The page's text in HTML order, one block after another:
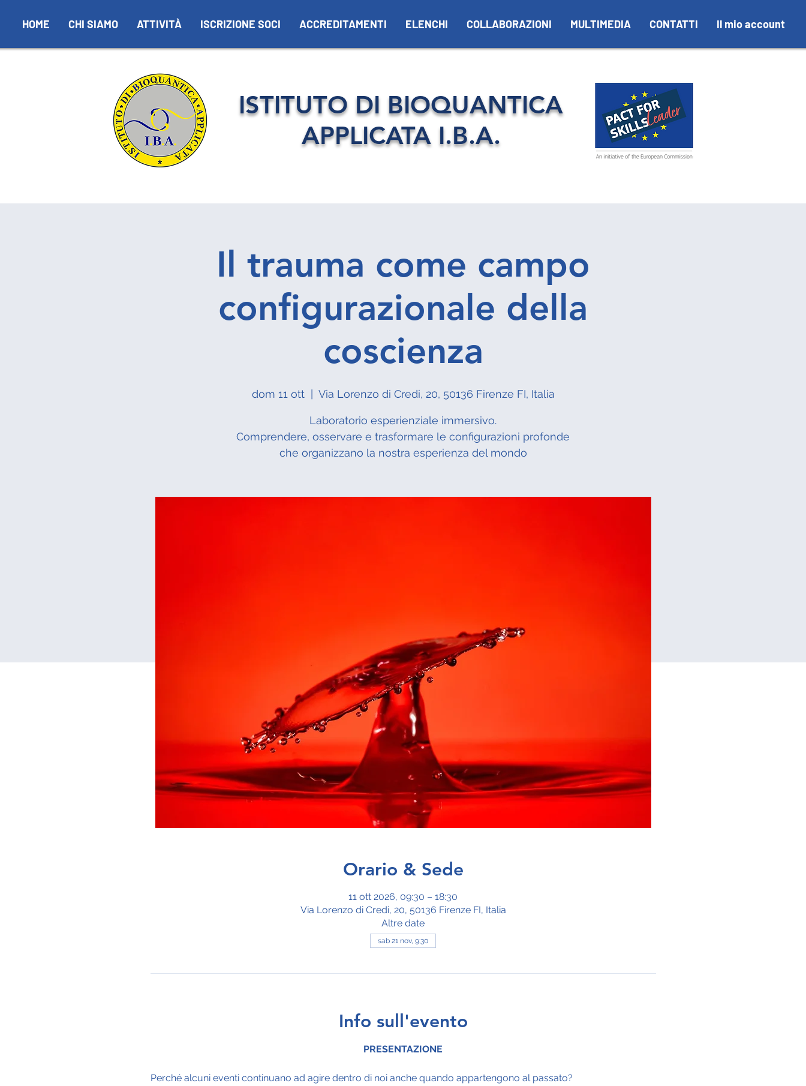
HOME CHI SIAMO ATTIVITÀ ISCRIZIONE SOCI ACCREDITAMENTI ELENCHI COLLABORAZIONI MULTIMEDIA CONTATTI Il mio account
ISTITUTO DI BIOQUANTICA
APPLICATA I.B.A.
Il trauma come campo
configurazionale della
coscienza
dom 11 ott
  |
Via Lorenzo di Credi, 20, 50136 Firenze FI, Italia
Laboratorio esperienziale immersivo.
Comprendere, osservare e trasformare le configurazioni profonde
che organizzano la nostra esperienza del mondo
Orario & Sede
11 ott 2026, 09:30 – 18:30
Via Lorenzo di Credi, 20, 50136 Firenze FI, Italia
Altre date
sab 21 nov, 9:30
Info sull'evento
PRESENTAZIONE
Perché alcuni eventi continuano ad agire dentro di noi anche quando appartengono al passato?